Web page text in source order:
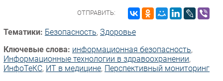
ОТПРАВИТЬ:
Тематики: Безопасность, Здоровье
Ключевые слова: информационная безопасность,
Информационные технологии в здравоохранении,
ИнфоТеКС, ИТ в медицине, Перспективный мониторинг